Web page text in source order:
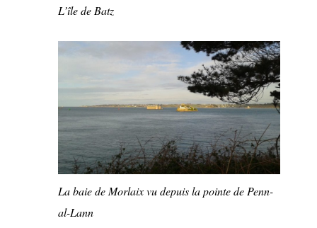
L’île de Batz
La baie de Morlaix vu depuis la pointe de Penn-
al-Lann